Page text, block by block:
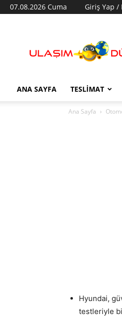
07.08.2026 Cuma Giriş Yap /
Dünyası
ANA SAYFA TESLIMAT
Ana Sayfa
Hyundai,
testleriyle